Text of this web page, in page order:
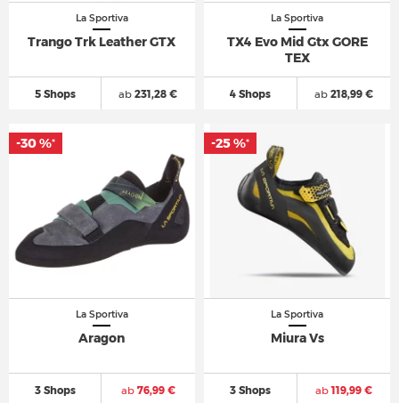
La Sportiva
Trango Trk Leather GTX
5 Shops ab 231,28 €
La Sportiva
TX4 Evo Mid Gtx GORE
TEX
4 Shops ab218,99 €
La Sportiva
Aragon
3 Shops ab76,99 €
-30 %*
La Sportiva
Miura Vs
3 Shops ab119,99 €
-25 %*